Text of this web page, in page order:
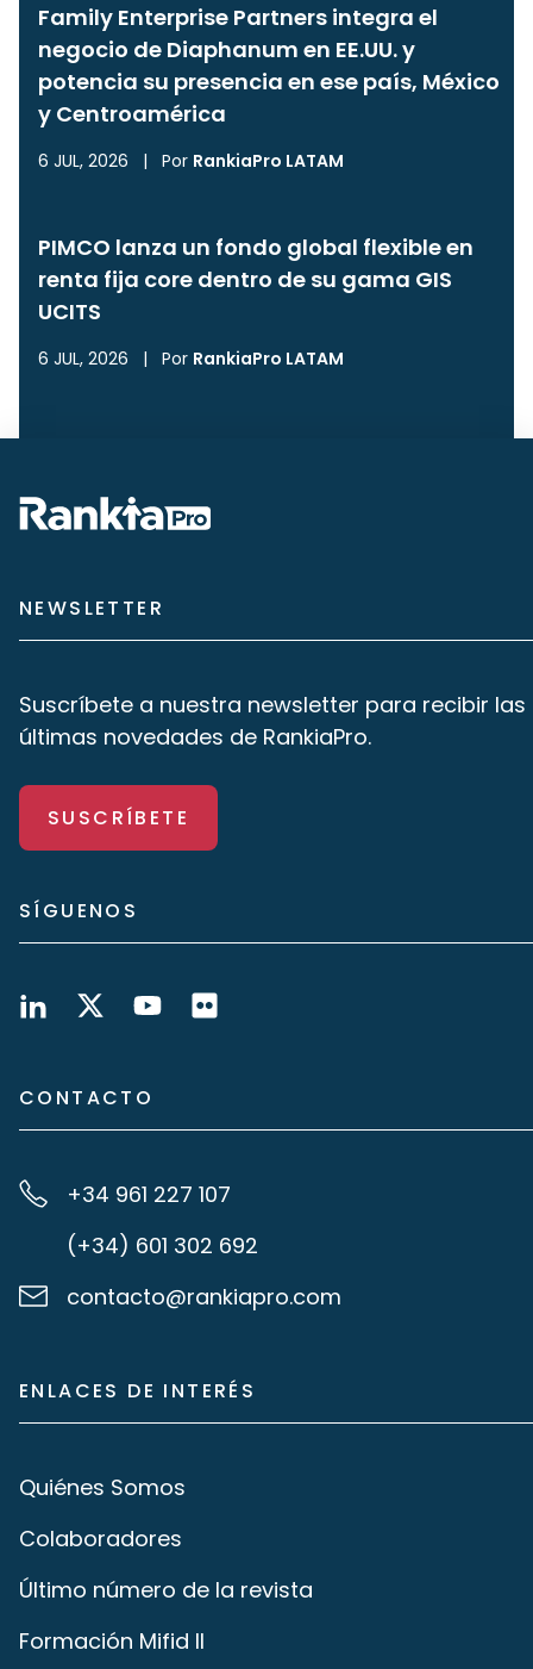
Family Enterprise Partners integra el
negocio de Diaphanum en EE.UU. y
potencia su presencia en ese país, México
y Centroamérica
6 JUL, 2026 | Por RankiaPro LATAM
PIMCO lanza un fondo global flexible en
renta fija core dentro de su gama GIS
UCITS
6 JUL, 2026 | Por RankiaPro LATAM
NEWSLETTER
Suscríbete a nuestra newsletter para recibir las
últimas novedades de RankiaPro.
SUSCRÍBETE
SÍGUENOS
CONTACTO
+34 961 227 107
(+34) 601 302 692
contacto@rankiapro.com
ENLACES DE INTERÉS
Quiénes Somos
Colaboradores
Último número de la revista
Formación Mifid II